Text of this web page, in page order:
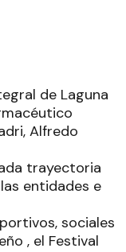
de Laguna
Alfredo
trayectoria
entidades e
sociales
, el Festival